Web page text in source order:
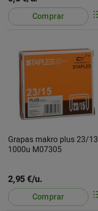
Comprar
Grapas makro plus 23/13
1000u M07305
2,95 €/u.
Comprar